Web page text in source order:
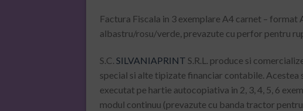
Factura Fiscala in 3 exemplare A4 carnet –
albastru/rosu/verde, prevazute cu perfor pentru
S.C. SILVANIAPRINT S.R.L. produce si
special si alte tipizate financiar contabile. Acestea
executat pe hartie autocopiativa in 2, 3, 4, 5, 6
modul continuu (prevazute cu banda tractor